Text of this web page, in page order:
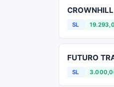
SL
FUTURO
SL